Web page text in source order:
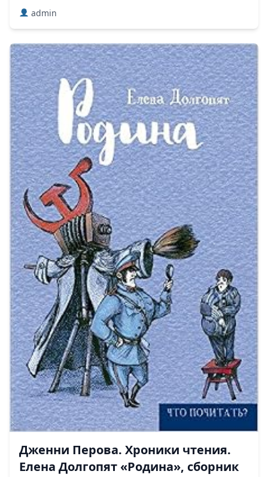
admin
Дженни Перова. Хроники чтения.
Елена Долгопят «Родина», сборник